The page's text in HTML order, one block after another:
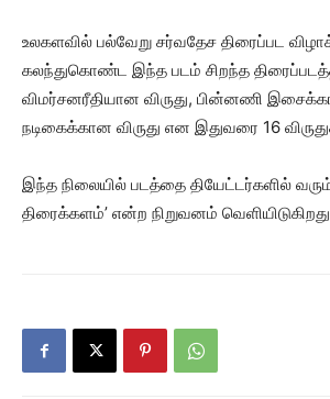
உலகளவில் பல்வேறு சர்வதேச திரைப்பட
கலந்துகொண்ட இந்த படம் சிறந்த
விமர்சனரீதியான விருது, பின்னணி
நடிகைக்கான விருது என இதுவரை 16
இந்த நிலையில் படத்தை தியேட்டர்களில்
திரைக்களம்’ என்ற நிறுவனம்